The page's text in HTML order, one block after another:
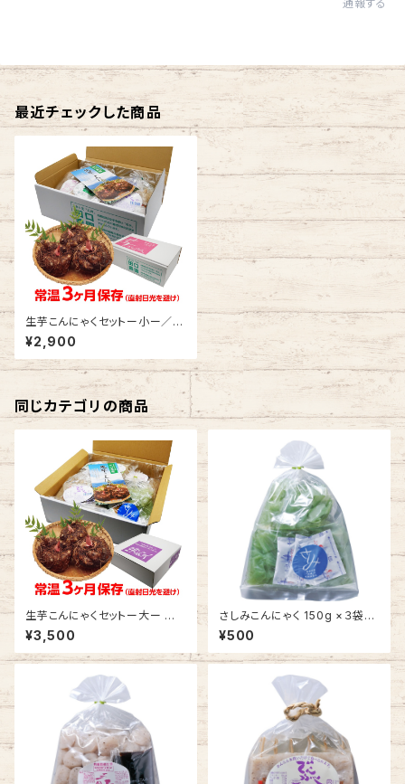
通報する
最近チェックした商品
生芋こんにゃくセットー小ー／送
料別 （ 7種 7点・こんにゃく総重
量3kgオーバー） 【自園栽培
生芋こんにゃく】
¥2,900
同じカテゴリの商品
生芋こんにゃくセットー大ー ／
送料別 （ 7種 10点・こんにゃく
総重量4kgオーバー） 【自園栽
培 生芋こんにゃく】
¥3,500
さしみこんにゃく 150g ×３袋
(おさしみ醤油＆酢みそ付き)
【自園栽培 生芋こんにゃく】
¥500